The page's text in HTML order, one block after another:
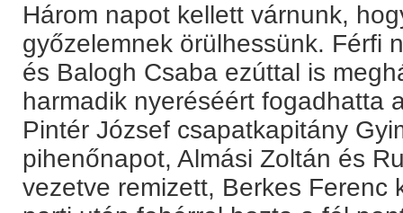
Három napot kellett várnunk,
győzelemnek örülhessünk. Férfi
és Balogh Csaba ezúttal is
harmadik nyeréséért fogadhatta
Pintér József csapatkapitány
pihenőnapot, Almási Zoltán és
vezetve remizett, Berkes Ferenc